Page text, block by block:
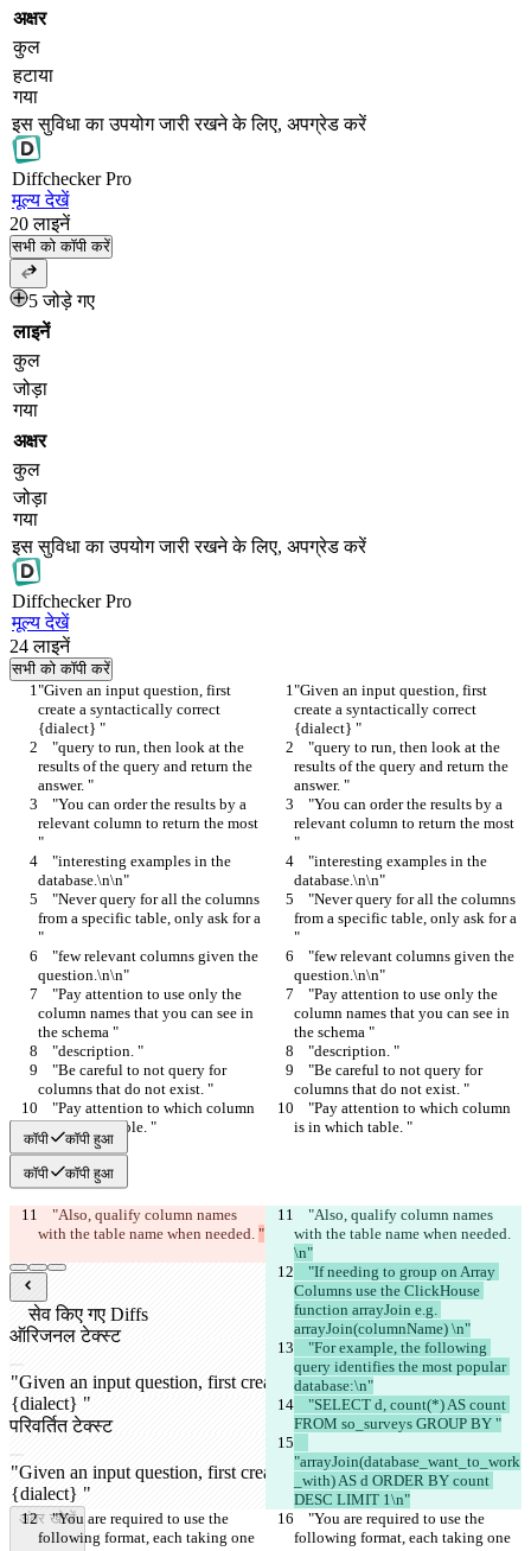
अक्षर
कुल
हटाया
गया
इस सुविधा का उपयोग जारी रखने के लिए, अपग्रेड करें
DiffcheckerPro
मूल्य देखें
20 लाइनें
सभी को कॉपी करें
5 जोड़े गए
लाइनें
कुल
जोड़ा
गया
अक्षर
कुल
जोड़ा
गया
इस सुविधा का उपयोग जारी रखने के लिए, अपग्रेड करें
DiffcheckerPro
मूल्य देखें
24 लाइनें
सभी को कॉपी करें
"Given an input question, first
create a syntactically correct
{dialect} "
"Given an input question, first
create a syntactically correct
{dialect} "
results of the query and return the
answer. "
results of the query and return the
answer. "
relevant column to return the most
"
relevant column to return the most
"
database.\n\n"
database.\n\n"
from a specific table, only ask for a
"
from a specific table, only ask for a
"
question.\n\n"
question.\n\n"
column names that you can see in
the schema "
column names that you can see in
the schema "
    "description. "
    "description. "
columns that do not exist. "
columns that do not exist. "
is in which table. "
is in which table. "
कॉपी कॉपी हुआ
कॉपी कॉपी हुआ
with the table name when needed. "
with the table name when needed.
\n"
Columns use the ClickHouse
function arrayJoin e.g.
arrayJoin(columnName) \n"
query identifies the most popular
database:\n"
FROM so_surveys GROUP BY "
"arrayJoin(database_want_to_work
_with) AS d ORDER BY count
DESC LIMIT 1\n"
    "You are required to use the
following format, each taking one
following format, each taking one
सेव किए गए Diffs
ऑरिजनल टेक्स्ट
फ़ाइल खोलें
परिवर्तित टेक्स्ट
फ़ाइल खोलें
अंतर खोजें